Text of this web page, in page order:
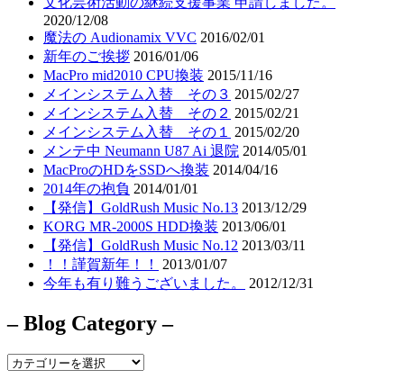
2020/12/08
魔法の Audionamix VVC 2016/02/01
新年のご挨拶 2016/01/06
MacPro mid2010 CPU換装 2015/11/16
メインシステム入替 その３ 2015/02/27
メインシステム入替 その２ 2015/02/21
メインシステム入替 その１ 2015/02/20
メンテ中 Neumann U87 Ai 退院 2014/05/01
MacProのHDをSSDへ換装 2014/04/16
2014年の抱負 2014/01/01
【発信】GoldRush Music No.13 2013/12/29
KORG MR-2000S HDD換装 2013/06/01
【発信】GoldRush Music No.12 2013/03/11
！！謹賀新年！！
2013/01/07
今年も有り難うございました。
2012/12/31
– Blog Category –
–